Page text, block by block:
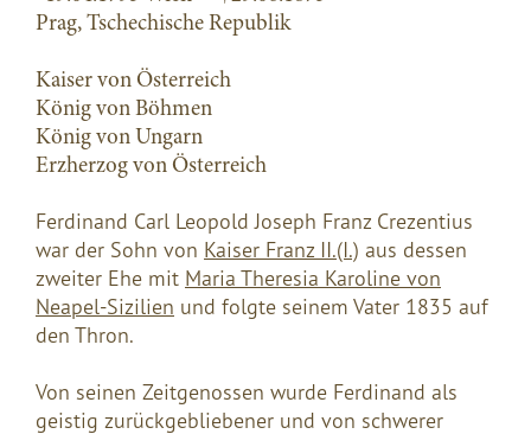
Prag, Tschechische Republik
Kaiser von Österreich
König von Böhmen
König von Ungarn
Erzherzog von Österreich
Ferdinand Carl Leopold Joseph Franz Crezentius
war der Sohn von Kaiser Franz II.(I.) aus dessen
zweiter Ehe mit Maria Theresia Karoline von
Neapel-Sizilien und folgte seinem Vater 1835 auf
den Thron.
Von seinen Zeitgenossen wurde Ferdinand als
geistig zurückgebliebener und von schwerer